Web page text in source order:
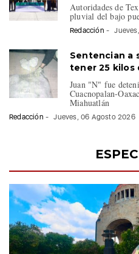
Autoridades de
pluvial del bajo
Redacción -
Sentencian a
tener 25 kilos
Juan "N" fue
Cuacnopalan-
Miahuatlán
Redacción - Jueves, 06 Agosto 2026